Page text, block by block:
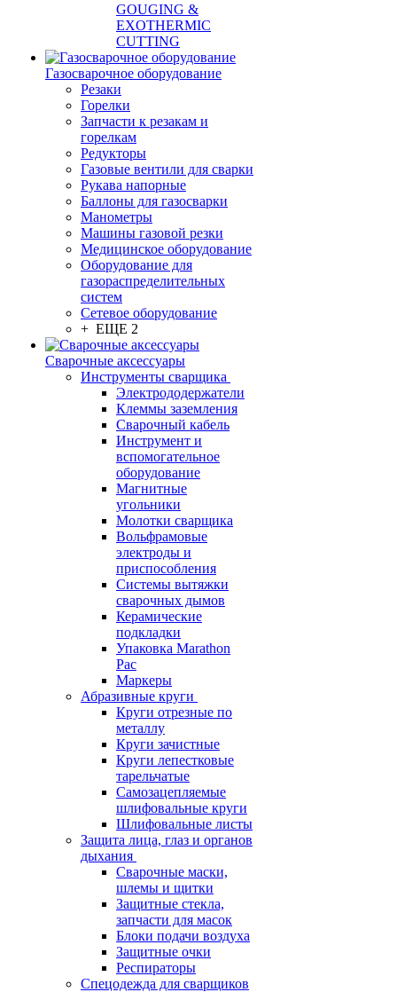
GOUGING &
EXOTHERMIC
CUTTING
Газосварочное оборудование
Резаки
Горелки
Запчасти к резакам и
горелкам
Редукторы
Газовые вентили для сварки
Рукава напорные
Баллоны для газосварки
Манометры
Машины газовой резки
Медицинское оборудование
Оборудование для
газораспределительных
систем
Сетевое оборудование
+ ЕЩЕ 2
Сварочные аксессуары
Инструменты сварщика
Электрододержатели
Клеммы заземления
Сварочный кабель
Инструмент и
вспомогательное
оборудование
Магнитные
угольники
Молотки сварщика
Вольфрамовые
электроды и
приспособления
Системы вытяжки
сварочных дымов
Керамические
подкладки
Упаковка Marathon
Pac
Маркеры
Абразивные круги
Круги отрезные по
металлу
Круги зачистные
Круги лепестковые
тарельчатые
Самозацепляемые
шлифовальные круги
Шлифовальные листы
Защита лица, глаз и органов
дыхания
Сварочные маски,
шлемы и щитки
Защитные стекла,
запчасти для масок
Блоки подачи воздуха
Защитные очки
Респираторы
Спецодежда для сварщиков